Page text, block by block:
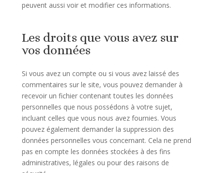
peuvent aussi voir et modifier ces informations.
Les droits que vous avez sur
vos données
Si vous avez un compte ou si vous avez laissé des
commentaires sur le site, vous pouvez demander à
recevoir un fichier contenant toutes les données
personnelles que nous possédons à votre sujet,
incluant celles que vous nous avez fournies. Vous
pouvez également demander la suppression des
données personnelles vous concernant. Cela ne prend
pas en compte les données stockées à des fins
administratives, légales ou pour des raisons de